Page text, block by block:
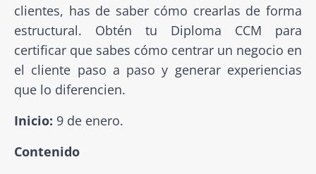
clientes, has de saber cómo crearlas de forma
estructural. Obtén tu Diploma CCM para
certificar que sabes cómo centrar un negocio en
el cliente paso a paso y generar experiencias
que lo diferencien.
Inicio: 9 de enero.
Contenido